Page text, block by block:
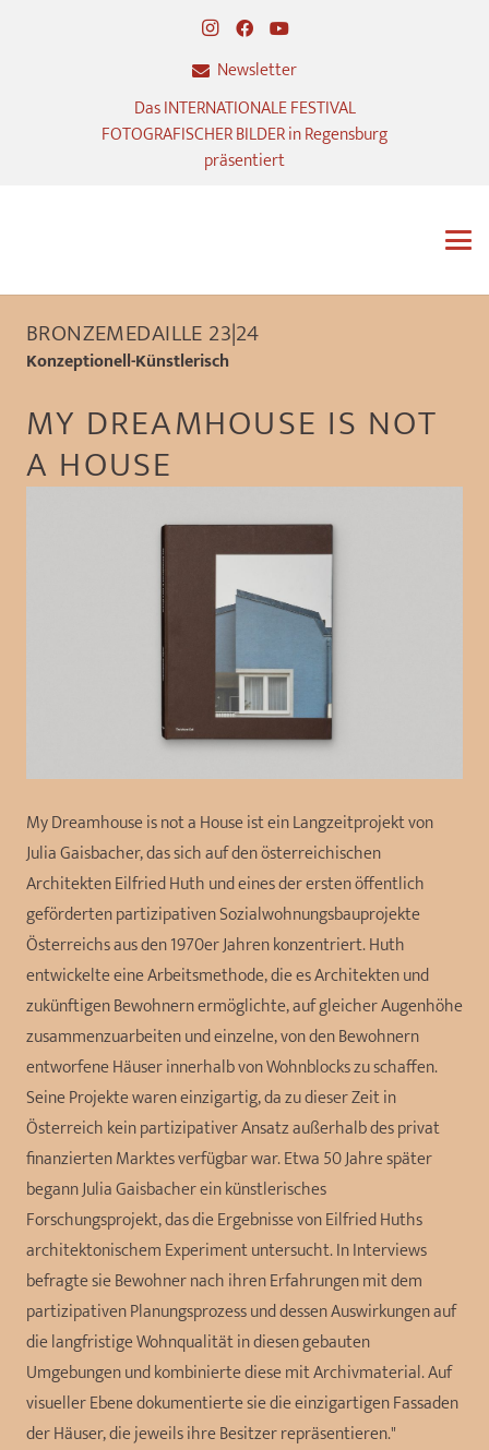
Newsletter
Das INTERNATIONALE FESTIVAL
FOTOGRAFISCHER BILDER in Regensburg
präsentiert
BRONZEMEDAILLE 23|24
Konzeptionell-Künstlerisch
MY DREAMHOUSE IS NOT
A HOUSE
My Dreamhouse is not a House ist ein Langzeitprojekt von
Julia Gaisbacher, das sich auf den österreichischen
Architekten Eilfried Huth und eines der ersten öffentlich
geförderten partizipativen Sozialwohnungsbauprojekte
Österreichs aus den 1970er Jahren konzentriert. Huth
entwickelte eine Arbeitsmethode, die es Architekten und
zukünftigen Bewohnern ermöglichte, auf gleicher Augenhöhe
zusammenzuarbeiten und einzelne, von den Bewohnern
entworfene Häuser innerhalb von Wohnblocks zu schaffen.
Seine Projekte waren einzigartig, da zu dieser Zeit in
Österreich kein partizipativer Ansatz außerhalb des privat
finanzierten Marktes verfügbar war. Etwa 50 Jahre später
begann Julia Gaisbacher ein künstlerisches
Forschungsprojekt, das die Ergebnisse von Eilfried Huths
architektonischem Experiment untersucht. In Interviews
befragte sie Bewohner nach ihren Erfahrungen mit dem
partizipativen Planungsprozess und dessen Auswirkungen auf
die langfristige Wohnqualität in diesen gebauten
Umgebungen und kombinierte diese mit Archivmaterial. Auf
visueller Ebene dokumentierte sie die einzigartigen Fassaden
der Häuser, die jeweils ihre Besitzer repräsentieren."